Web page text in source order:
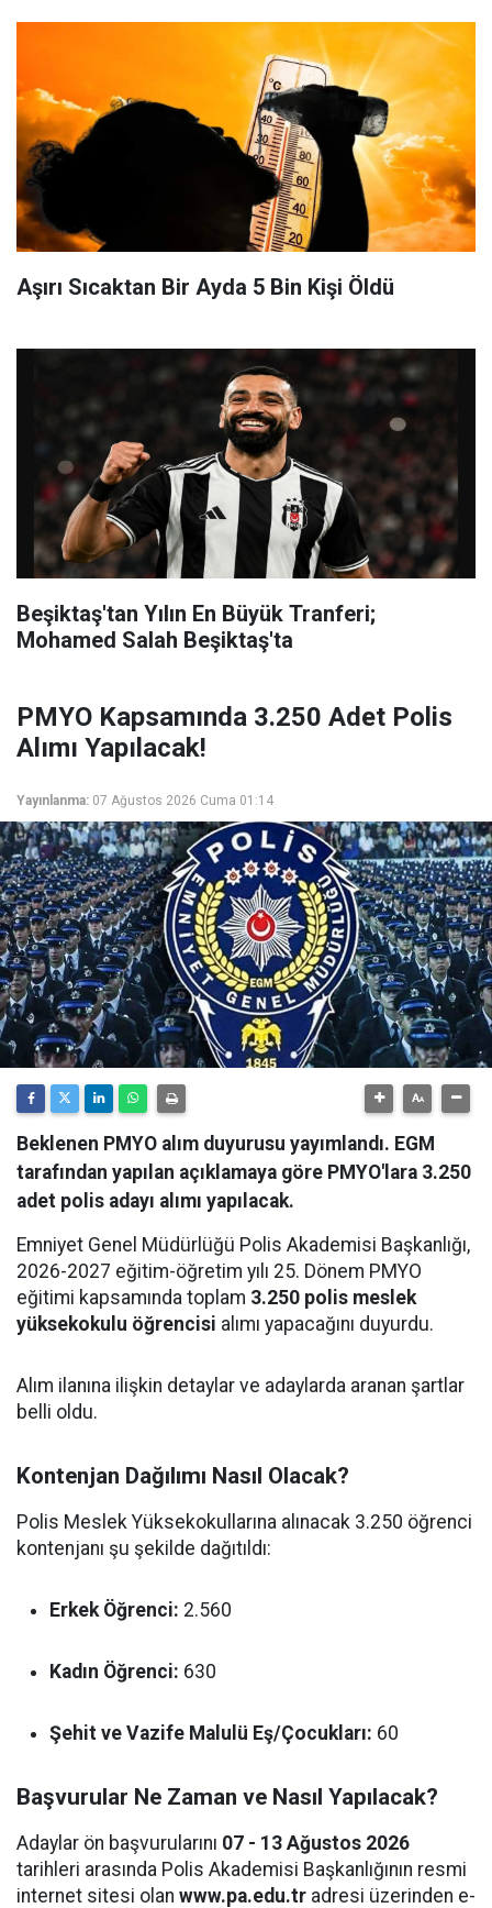
Aşırı Sıcaktan Bir Ayda 5 Bin Kişi Öldü
Beşiktaş'tan Yılın En Büyük Tranferi;
Mohamed Salah Beşiktaş'ta
PMYO Kapsamında 3.250 Adet Polis
Alımı Yapılacak!
Yayınlanma: 07 Ağustos 2026 Cuma 01:14
Beklenen PMYO alım duyurusu yayımlandı. EGM
tarafından yapılan açıklamaya göre PMYO'lara 3.250
adet polis adayı alımı yapılacak.
Emniyet Genel Müdürlüğü Polis Akademisi Başkanlığı,
2026-2027 eğitim-öğretim yılı 25. Dönem PMYO
eğitimi kapsamında toplam 3.250 polis meslek
yüksekokulu öğrencisi alımı yapacağını duyurdu.
Alım ilanına ilişkin detaylar ve adaylarda aranan şartlar
belli oldu.
Kontenjan Dağılımı Nasıl Olacak?
Polis Meslek Yüksekokullarına alınacak 3.250 öğrenci
kontenjanı şu şekilde dağıtıldı:
Erkek Öğrenci: 2.560
Kadın Öğrenci: 630
Şehit ve Vazife Malulü Eş/Çocukları: 60
Başvurular Ne Zaman ve Nasıl Yapılacak?
Adaylar ön başvurularını 07 - 13 Ağustos 2026
tarihleri arasında Polis Akademisi Başkanlığının resmi
internet sitesi olan www.pa.edu.tr adresi üzerinden e-